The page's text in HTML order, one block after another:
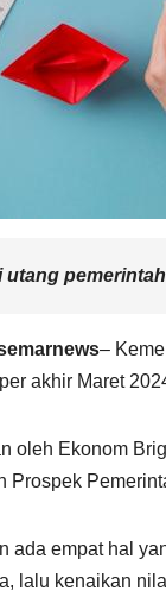
utang
–
akhir Maret
oleh Ekonom
Prospek
ada empat hal
lalu kenaikan